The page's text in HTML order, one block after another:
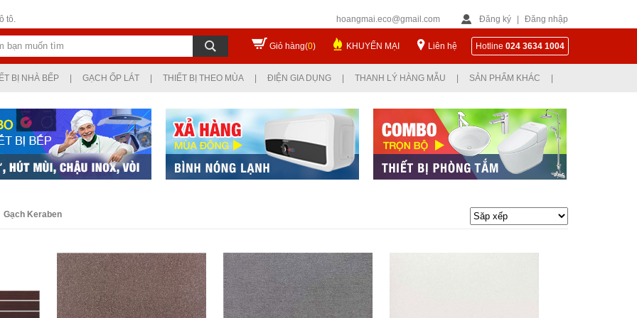
tô.
hoangmai.eco@gmail.com Đăng ký Đăng nhập
Giỏ hàng(0) KHUYẾN MẠI Liên hệ Hotline 024 3634 1004
BỊ NHÀ BẾP GẠCH ỐP LÁT THIẾT BỊ THEO MÙA ĐIỆN GIA DỤNG THANH LÝ HÀNG MẪU SẢN PHẨM KHÁC
Gạch Keraben